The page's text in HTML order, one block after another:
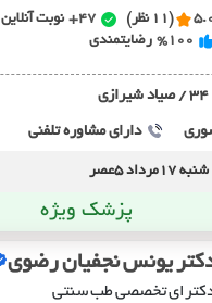
(11 نظر) 47+
نوبت آنلاین
%100 رضایتمندی
دارای مشاوره تلفنی
5عصر
پزشک ویژه
یونس نجفیان رضوی
تخصصی طب سنتی